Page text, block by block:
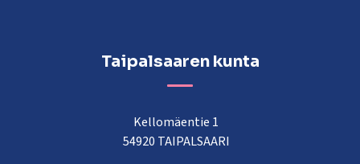
Taipalsaaren kunta
Kellomäentie 1
54920 TAIPALSAARI